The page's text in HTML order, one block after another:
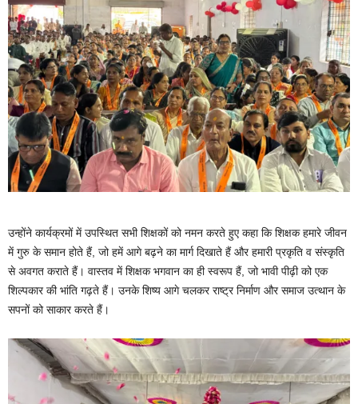
उन्होंने कार्यक्रमों में उपस्थित सभी शिक्षकों को नमन करते हुए कहा कि शिक्षक हमारे जीवन
में गुरु के समान होते हैं, जो हमें आगे बढ़ने का मार्ग दिखाते हैं और हमारी प्रकृति व संस्कृति
से अवगत कराते हैं। वास्तव में शिक्षक भगवान का ही स्वरूप हैं, जो भावी पीढ़ी को एक
शिल्पकार की भांति गढ़ते हैं। उनके शिष्य आगे चलकर राष्ट्र निर्माण और समाज उत्थान के
सपनों को साकार करते हैं।